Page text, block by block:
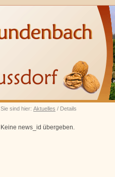
Sie sind hier: Aktuelles / Details
Keine news_id übergeben.